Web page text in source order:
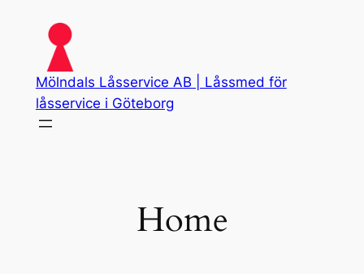
content
Mölndals Låsservice AB | Låssmed för
låsservice i Göteborg
Home